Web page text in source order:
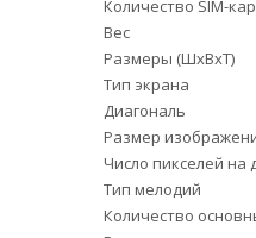
Количество SIM-
Вес
Размеры (ШxВxТ)
Тип экрана
Диагональ
Размер
Число пикселей на
Тип мелодий
Количество